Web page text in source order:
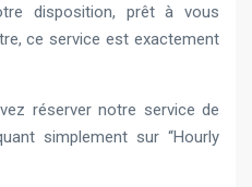
disposition, prêt à vous
ce service est exactement
réserver notre service de
simplement sur “Hourly